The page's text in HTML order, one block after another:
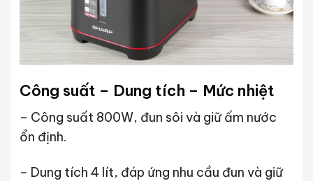
Công suất – Dung tích – Mức nhiệt
– Công suất 800W, đun sôi và giữ ấm nước
ổn định.
– Dung tích 4 lít, đáp ứng nhu cầu đun và giữ